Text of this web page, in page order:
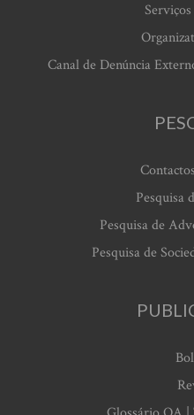
Canal de Denúncia
Pesquisa
Pesquisa de
Pesquisa de